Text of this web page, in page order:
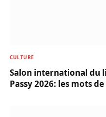
CULTURE
Salon international du
Passy 2026: les mots